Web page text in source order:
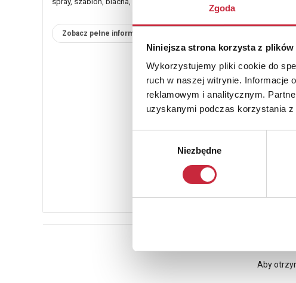
Zgoda
Niniejsza strona korzysta z plików
Wykorzystujemy pliki cookie do
ruch w naszej witrynie. Informacje
reklamowym i analitycznym.
uzyskanymi podczas korzystania z
Niezbędne
Zobacz pełne informacje
Aby